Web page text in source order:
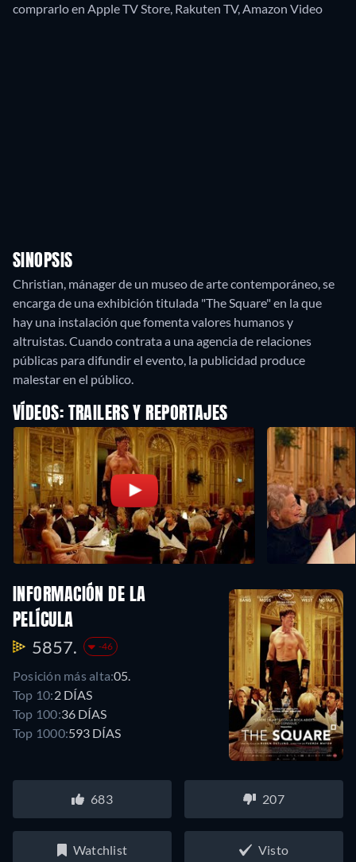
comprarlo en Apple TV Store, Rakuten TV, Amazon Video
SINOPSIS
Christian, mánager de un museo de arte contemporáneo, se
encarga de una exhibición titulada "The Square" en la que
hay una instalación que fomenta valores humanos y
altruistas. Cuando contrata a una agencia de relaciones
públicas para difundir el evento, la publicidad produce
malestar en el público.
VÍDEOS: TRAILERS Y REPORTAJES
INFORMACIÓN DE LA
PELÍCULA
5857. -46
Posición más alta:05.
Top 10:2 DÍAS
Top 100:36 DÍAS
Top 1000:593 DÍAS
683 207
Watchlist Visto